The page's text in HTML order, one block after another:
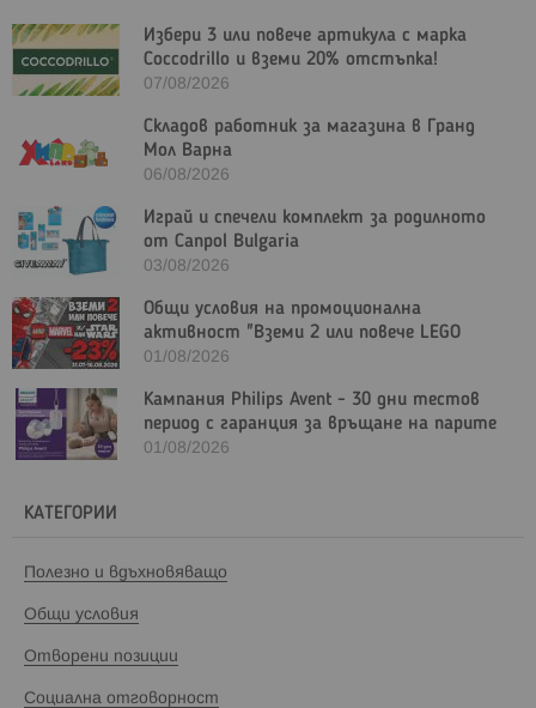
Избери 3 или повече артикула с марка
Coccodrillo и вземи 20% отстъпка!
07/08/2026
Складов работник за магазина в Гранд
Мол Варна
06/08/2026
Играй и спечели комплект за родилното
от Canpol Bulgaria
03/08/2026
Общи условия на промоционална
активност "Вземи 2 или повече LEGO
Marvel и/или LEGO Star Wars с - 23%"
01/08/2026
Кампания Philips Avent - 30 дни тестов
период с гаранция за връщане на парите
01/08/2026
КАТЕГОРИИ
Полезно и вдъхновяващо
Общи условия
Отворени позиции
Социална отговорност